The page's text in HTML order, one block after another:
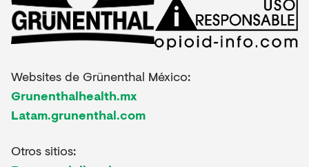
Websites de Grünenthal México:
Grunenthalhealth.mx
Latam.grunenthal.com
Otros sitios: